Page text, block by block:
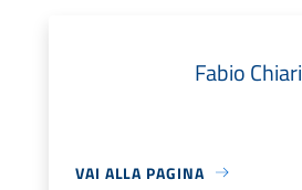
Fabio Chiari
VAI ALLA PAGINA